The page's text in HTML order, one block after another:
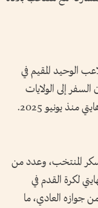
21 عاماً هو اللاعب الوحيد المقيم في
إلى الولايات
يونيو 2025.
المنتخب، وعدد من
لكرة القدم في
جوازه العادي، ما